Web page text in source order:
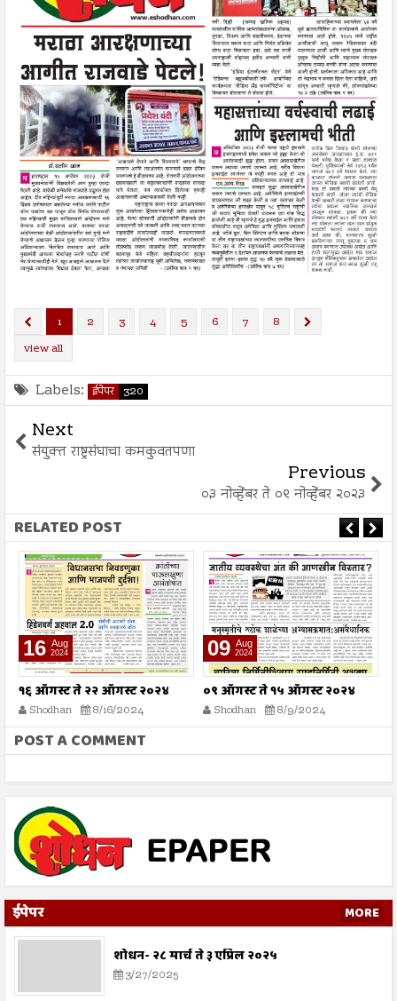
1 2 3 4 5 6 7
8
view all
Labels: ईपेपर 320
Next
संयुक्त राष्ट्रसंघाचा कमकुवतपणा
Previous
०३ नोव्हेंबर ते ०९ नोव्हेंबर २०२३
RELATED POST
16 Aug
2024
१६ ऑगस्ट ते २२ ऑगस्ट २०२४
Shodhan 8/16/2024
09 Aug
2024
०९ ऑगस्ट ते १५ ऑगस्ट २०२४
Shodhan 8/9/2024
POST A COMMENT
ईपेपर MORE
शोधन- २८ मार्च ते ३ एप्रिल २०२५
3/27/2025